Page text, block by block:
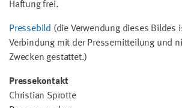
Haftung frei.
Pressebild (die Verwendung dieses Bildes
Verbindung mit der Pressemitteilung und
Zwecken gestattet.)
Pressekontakt
Christian Sprotte